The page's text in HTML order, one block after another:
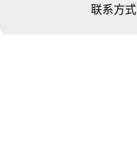
联系方式